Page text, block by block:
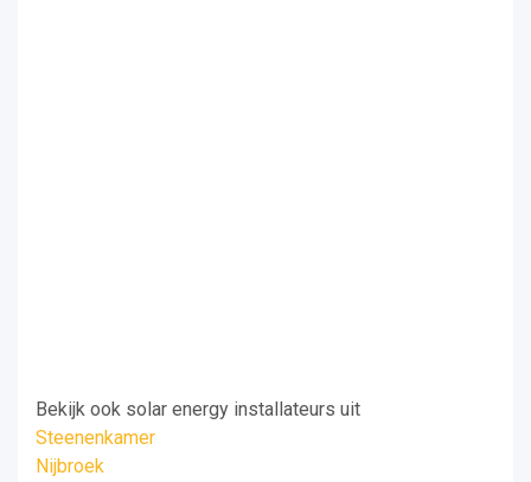
Bekijk ook solar energy installateurs uit
Steenenkamer
Nijbroek